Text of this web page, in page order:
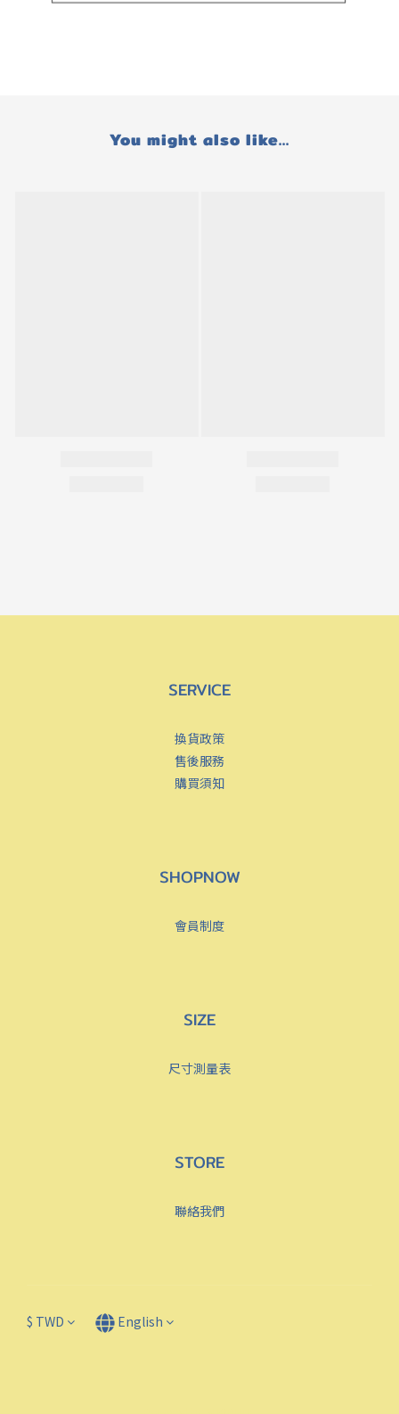
You might also like...
SERVICE
換貨政策
售後服務
購買須知
SHOPNOW
會員制度
SIZE
尺寸測量表
STORE
聯絡我們
$ TWD English